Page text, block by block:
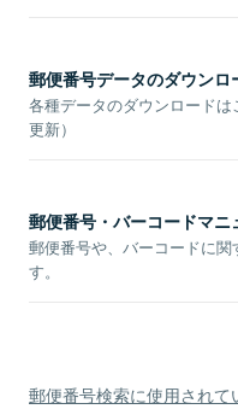
郵便番号データのダウンロ
各種データのダウンロード
更新）
郵便番号・バーコードマニ
郵便番号や、バーコードに
す。
郵便番号検索に使用されて